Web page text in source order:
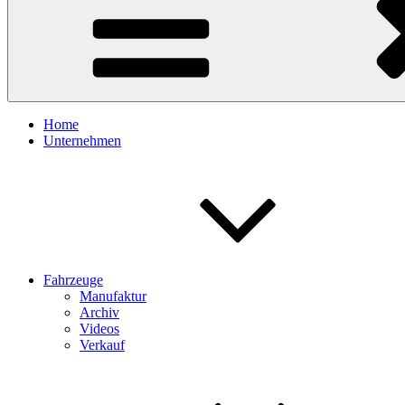
Home
Unternehmen
Fahrzeuge
Manufaktur
Archiv
Videos
Verkauf